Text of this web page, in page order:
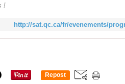
!
http://sat.qc.ca/fr/evenements/
Repost